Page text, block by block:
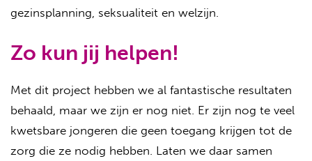
gezinsplanning, seksualiteit en welzijn.
Zo kun jij helpen!
Met dit project hebben we al fantastische resultaten
behaald, maar we zijn er nog niet. Er zijn nog te veel
kwetsbare jongeren die geen toegang krijgen tot de
zorg die ze nodig hebben. Laten we daar samen